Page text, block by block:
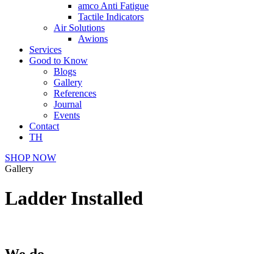
amco Anti Fatigue
Tactile Indicators
Air Solutions
Awions
Services
Good to Know
Blogs
Gallery
References
Journal
Events
Contact
TH
SHOP NOW
Gallery
Ladder Installed